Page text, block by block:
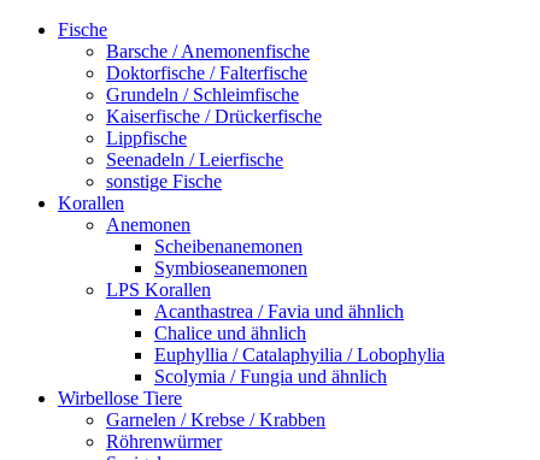
Fische
Barsche / Anemonenfische
Doktorfische / Falterfische
Grundeln / Schleimfische
Kaiserfische / Drückerfische
Lippfische
Seenadeln / Leierfische
sonstige Fische
Korallen
Anemonen
Scheibenanemonen
Symbioseanemonen
LPS Korallen
Acanthastrea / Favia und ähnlich
Chalice und ähnlich
Euphyllia / Catalaphyilia / Lobophylia
Scolymia / Fungia und ähnlich
Wirbellose Tiere
Garnelen / Krebse / Krabben
Röhrenwürmer